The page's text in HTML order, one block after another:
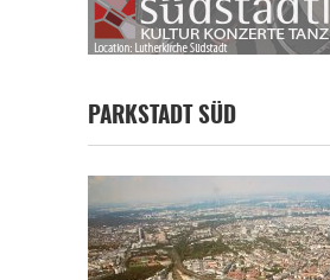
PARKSTADT SÜD